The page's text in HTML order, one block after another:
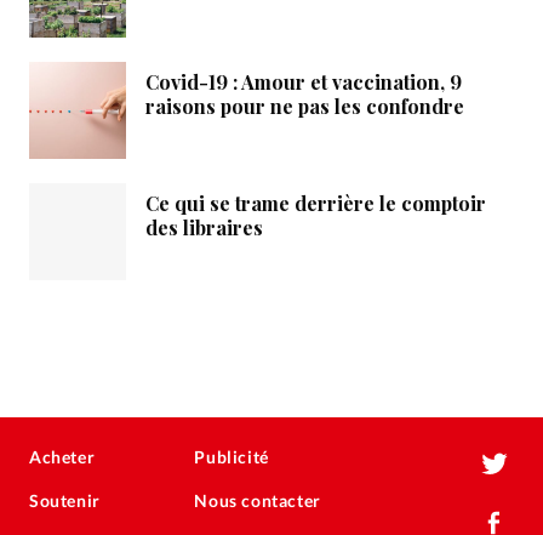
Covid-19 : Amour et vaccination, 9
raisons pour ne pas les confondre
Ce qui se trame derrière le comptoir
des libraires
Acheter
Soutenir
Publicité
Nous contacter